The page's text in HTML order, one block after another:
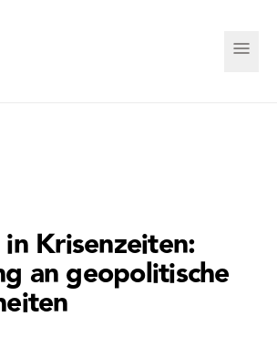
Krisenzeiten:
an geopolitische